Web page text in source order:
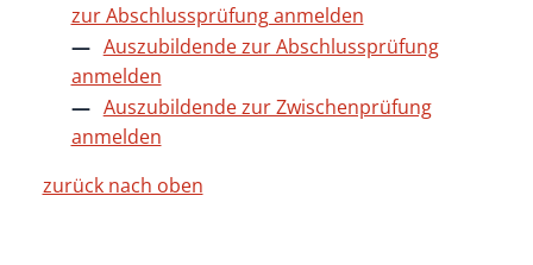
zur Abschlussprüfung anmelden
Auszubildende zur Abschlussprüfung
anmelden
Auszubildende zur Zwischenprüfung
anmelden
zurück nach oben